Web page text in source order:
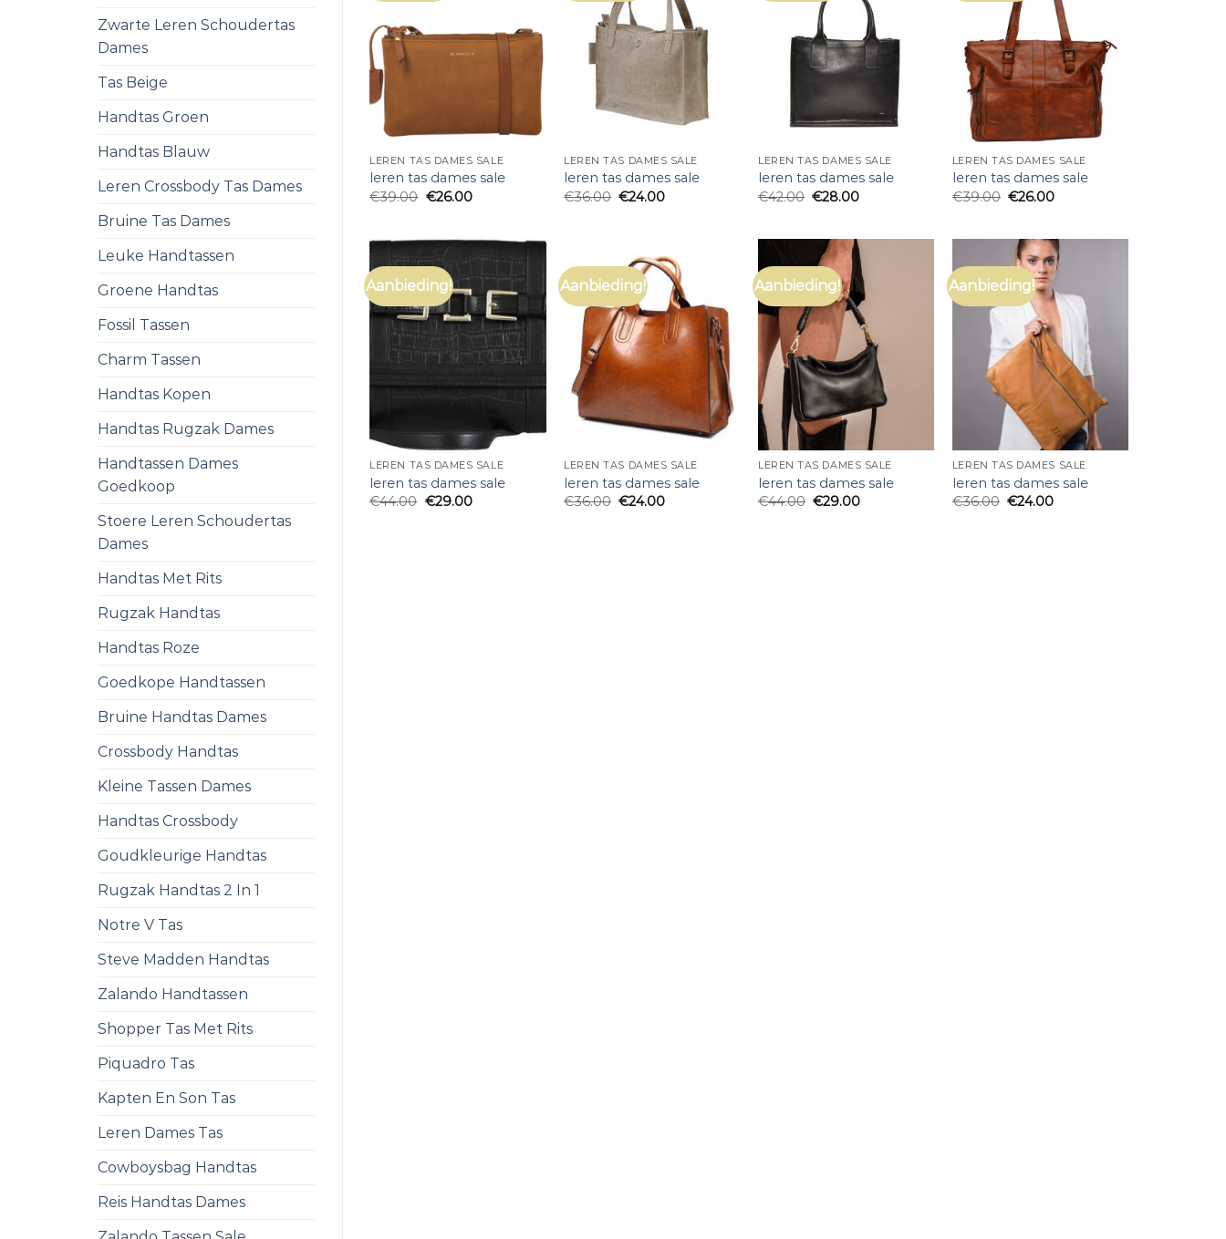
Zwarte Leren Schoudertas
Dames
Tas Beige
Handtas Groen
Handtas Blauw
Leren Crossbody Tas Dames
Bruine Tas Dames
Leuke Handtassen
Groene Handtas
Fossil Tassen
Charm Tassen
Handtas Kopen
Handtas Rugzak Dames
Handtassen Dames
Goedkoop
Stoere Leren Schoudertas
Dames
Handtas Met Rits
Rugzak Handtas
Handtas Roze
Goedkope Handtassen
Bruine Handtas Dames
Crossbody Handtas
Kleine Tassen Dames
Handtas Crossbody
Goudkleurige Handtas
Rugzak Handtas 2 In 1
Notre V Tas
Steve Madden Handtas
Zalando Handtassen
Shopper Tas Met Rits
Piquadro Tas
Kapten En Son Tas
Leren Dames Tas
Cowboysbag Handtas
Reis Handtas Dames
LEREN TAS DAMES SALE
leren tas dames sale
€39.00 €26.00
LEREN TAS DAMES SALE
leren tas dames sale
€36.00 €24.00
LEREN TAS DAMES SALE
leren tas dames sale
€42.00 €28.00
LEREN TAS DAMES SALE
leren tas dames sale
€39.00 €26.00
Aanbieding!
LEREN TAS DAMES SALE
leren tas dames sale
€44.00 €29.00
Aanbieding!
LEREN TAS DAMES SALE
leren tas dames sale
€36.00 €24.00
Aanbieding!
LEREN TAS DAMES SALE
leren tas dames sale
€44.00 €29.00
Aanbieding!
LEREN TAS DAMES SALE
leren tas dames sale
€36.00 €24.00